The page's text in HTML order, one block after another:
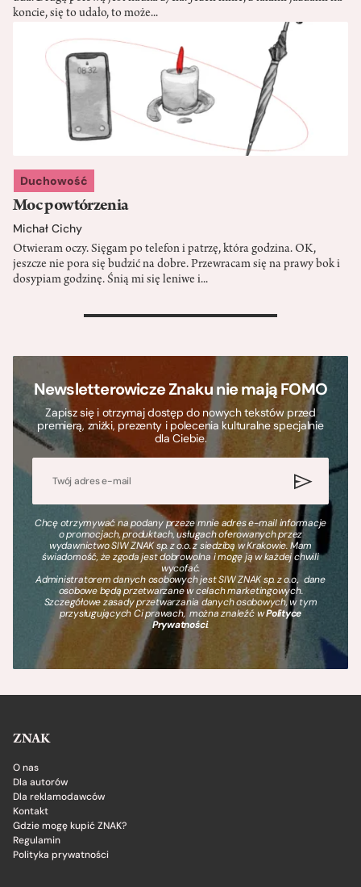
koncie, się to udało, to może...
Duchowość
Moc powtórzenia
Michał Cichy
Otwieram oczy. Sięgam po telefon i patrzę, która godzina. OK,
jeszcze nie pora się budzić na dobre. Przewracam się na prawy bok i
dosypiam godzinę. Śnią mi się leniwe i...
>
Newsletterowicze Znaku nie mają FOMO
Zapisz się i otrzymaj dostęp do nowych tekstów przed
premierą, zniżki, prezenty i polecenia kulturalne specjalnie
dla Ciebie.
Chcę otrzymywać na podany przeze mnie adres e-mail informacje
o promocjach, produktach, usługach oferowanych przez
wydawnictwo SIW ZNAK sp. z o.o. z siedzibą w Krakowie. Mam
świadomość, że zgoda jest dobrowolna i mogę ją w każdej chwili
wycofać.
Administratorem danych osobowych jest SIW ZNAK sp. z o.o., dane
osobowe będą przetwarzane w celach marketingowych.
Szczegółowe zasady przetwarzania danych osobowych, w tym
przysługujących Ci prawach, można znaleźć wPolityce
Prywatności.
ZNAK
O nas
Dla autorów
Dla reklamodawców
Kontakt
Gdzie mogę kupić ZNAK?
Regulamin
Polityka prywatności